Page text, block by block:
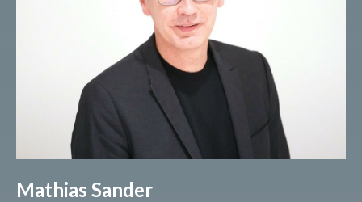
Mathias Sander